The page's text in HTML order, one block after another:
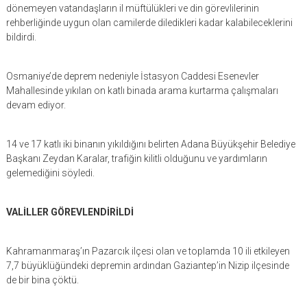
dönemeyen vatandaşların il müftülükleri ve din görevlilerinin
rehberliğinde uygun olan camilerde diledikleri kadar kalabileceklerini
bildirdi.
Osmaniye’de deprem nedeniyle İstasyon Caddesi Esenevler
Mahallesinde yıkılan on katlı binada arama kurtarma çalışmaları
devam ediyor.
14 ve 17 katlı iki binanın yıkıldığını belirten Adana Büyükşehir Belediye
Başkanı Zeydan Karalar, trafiğin kilitli olduğunu ve yardımların
gelemediğini söyledi.
VALİLLER GÖREVLENDİRİLDİ
Kahramanmaraş’ın Pazarcık ilçesi olan ve toplamda 10 ili etkileyen
7,7 büyüklüğündeki depremin ardından Gaziantep’in Nizip ilçesinde
de bir bina çöktü.